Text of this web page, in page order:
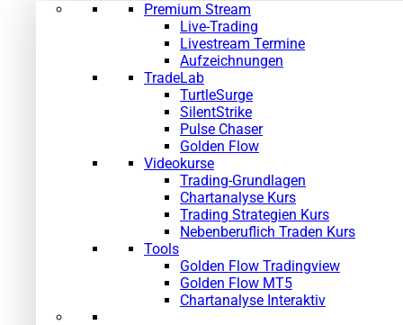
Premium Stream
Live-Trading
Livestream Termine
Aufzeichnungen
TradeLab
TurtleSurge
SilentStrike
Pulse Chaser
Golden Flow
Videokurse
Trading-Grundlagen
Chartanalyse Kurs
Trading Strategien Kurs
Nebenberuflich Traden Kurs
Tools
Golden Flow Tradingview
Golden Flow MT5
Chartanalyse Interaktiv